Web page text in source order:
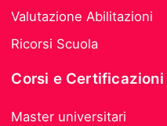
Valutazione Abilitazioni
Ricorsi Scuola
Corsi e Certificazioni
Master universitari